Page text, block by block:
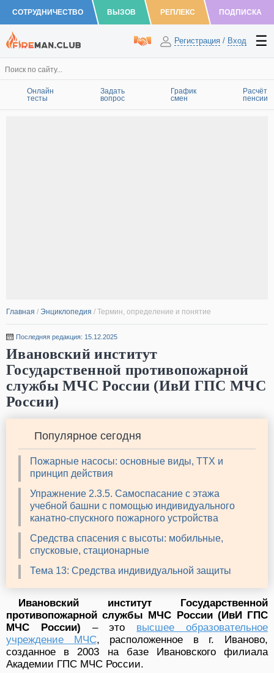
СОТРУДНИЧЕСТВО ВЫЗОВ РЕПЛЕКС ПОДПИСКА
Регистрация / Вход
Онлайн
тесты
Задать
вопрос
График
смен
Расчёт
пенсии
Главная / Энциклопедия / Термин, определение и понятие
Последняя редакция: 15.12.2025
Ивановский институт
Государственной противопожарной
службы МЧС России (ИвИ ГПС МЧС
России)
Популярное сегодня
Пожарные насосы: основные виды, ТТХ и
принцип действия
Упражнение 2.3.5. Самоспасание с этажа
учебной башни с помощью индивидуального
канатно-спускного пожарного устройства
Средства спасения с высоты: мобильные,
спусковые, стационарные
Тема 13: Средства индивидуальной защиты
Ивановский институт Государственной
противопожарной службы МЧС России (ИвИ ГПС
МЧС России) – это высшее образовательное
учреждение МЧС, расположенное в г. Иваново,
созданное в 2003 на базе Ивановского филиала
Академии ГПС МЧС России.